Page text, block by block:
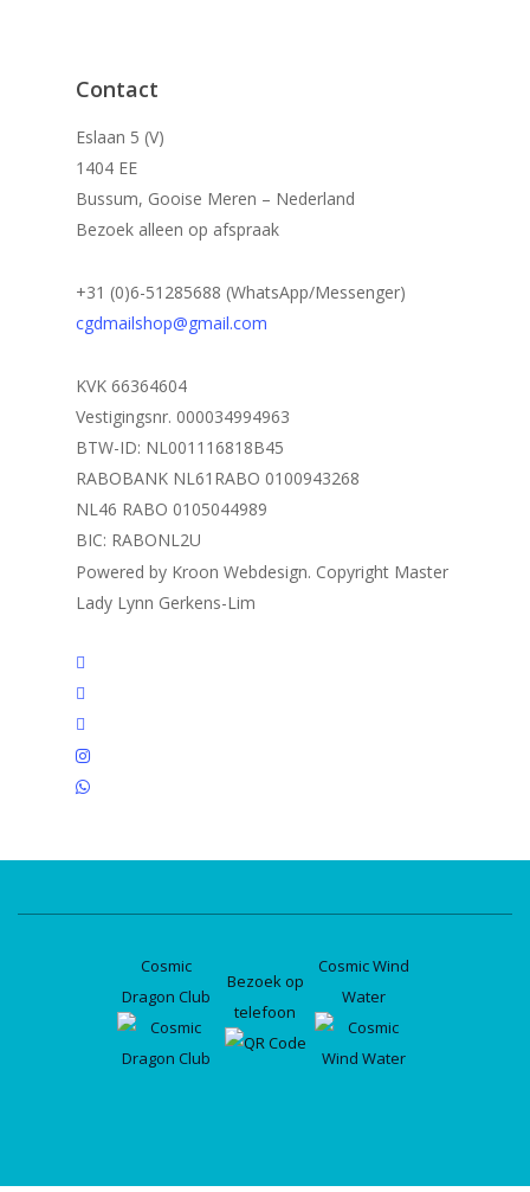
Contact
Eslaan 5 (V)
1404 EE
Bussum, Gooise Meren – Nederland
Bezoek alleen op afspraak
+31 (0)6-51285688 (WhatsApp/Messenger)
cgdmailshop@gmail.com
KVK 66364604
Vestigingsnr. 000034994963
BTW-ID: NL001116818B45
RABOBANK NL61RABO 0100943268
NL46 RABO 0105044989
BIC: RABONL2U
Powered by Kroon Webdesign. Copyright Master
Lady Lynn Gerkens-Lim
twitter
facebook
linkedin
instagram
whatsapp
Cosmic
Dragon Club
Bezoek op
telefoon
Cosmic Wind
Water